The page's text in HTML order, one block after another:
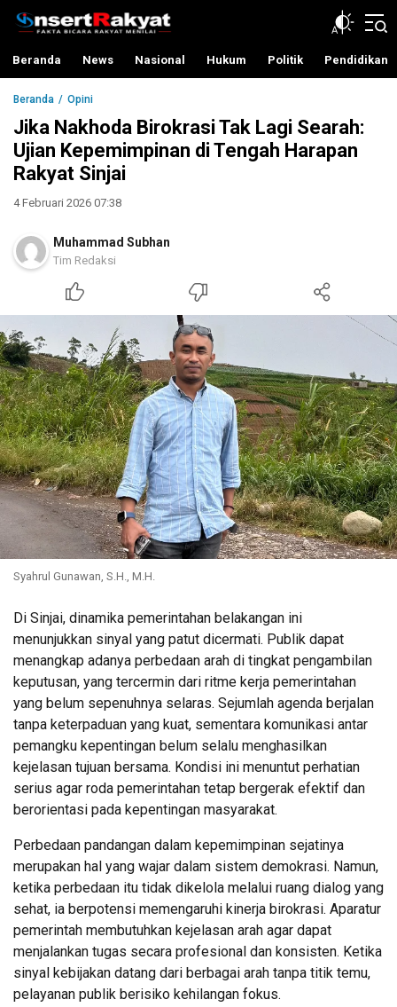
InsertRakyat.com
Fakta Bicara Rakyat Menilai
Beranda News Nasional Hukum Politik Pendidikan
Beranda Opini
Jika Nakhoda Birokrasi Tak Lagi Searah:
Ujian Kepemimpinan di Tengah Harapan
Rakyat Sinjai
4 Februari 2026 07:38
Muhammad Subhan
Tim Redaksi
Syahrul Gunawan, S.H., M.H.
Di Sinjai, dinamika pemerintahan belakangan ini
menunjukkan sinyal yang patut dicermati. Publik dapat
menangkap adanya perbedaan arah di tingkat pengambilan
keputusan, yang tercermin dari ritme kerja pemerintahan
yang belum sepenuhnya selaras. Sejumlah agenda berjalan
tanpa keterpaduan yang kuat, sementara komunikasi antar
pemangku kepentingan belum selalu menghasilkan
kejelasan tujuan bersama. Kondisi ini menuntut perhatian
serius agar roda pemerintahan tetap bergerak efektif dan
berorientasi pada kepentingan masyarakat.
Perbedaan pandangan dalam kepemimpinan sejatinya
merupakan hal yang wajar dalam sistem demokrasi. Namun,
ketika perbedaan itu tidak dikelola melalui ruang dialog yang
sehat, ia berpotensi memengaruhi kinerja birokrasi. Aparatur
pemerintah membutuhkan kejelasan arah agar dapat
menjalankan tugas secara profesional dan konsisten. Ketika
sinyal kebijakan datang dari berbagai arah tanpa titik temu,
pelayanan publik berisiko kehilangan fokus.